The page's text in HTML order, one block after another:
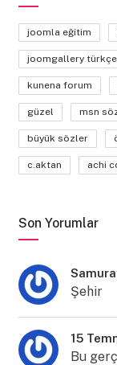
joomla eğitim
joomgallery türkçe
kunena forum
güzel msn
büyük sözler
c.aktan achi
Son Yorumlar
Şehir
15
Bu